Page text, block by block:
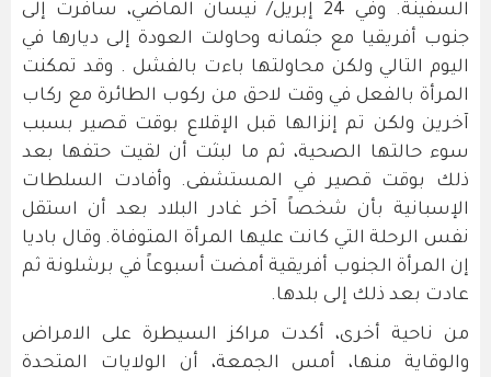
السفينة. وفي 24 إبريل/ نيسان الماضي، سافرت إلى
جنوب أفريقيا مع جثمانه وحاولت العودة إلى ديارها في
اليوم التالي ولكن محاولتها باءت بالفشل . وقد تمكنت
المرأة بالفعل في وقت لاحق من ركوب الطائرة مع ركاب
آخرين ولكن تم إنزالها قبل الإقلاع بوقت قصير بسبب
سوء حالتها الصحية، ثم ما لبثت أن لقيت حتفها بعد
ذلك بوقت قصير في المستشفى. وأفادت السلطات
الإسبانية بأن شخصاً آخر غادر البلاد بعد أن استقل
نفس الرحلة التي كانت عليها المرأة المتوفاة. وقال باديا
إن المرأة الجنوب أفريقية أمضت أسبوعاً في برشلونة ثم
عادت بعد ذلك إلى بلدها.
من ناحية أخرى، أكدت مراكز السيطرة على الامراض
والوقاية منها، أمس الجمعة، أن الولايات المتحدة